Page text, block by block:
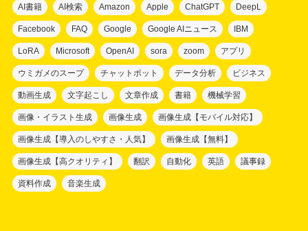
AI書籍 AI検索 Amazon Apple ChatGPT DeepL
Facebook FAQ Google Google AIニュース IBM
LoRA Microsoft OpenAI sora zoom アプリ
ウミガメのスープ チャットボット データ分析 ビジネス
動画生成 文字起こし 文章作成 書籍 機械学習
画像・イラスト生成 画像生成 画像生成【モバイル対応】
画像生成【導入のしやすさ・人気】 画像生成【無料】
画像生成【高クオリティ】 翻訳 自動化 英語 議事録
資料作成 音楽生成